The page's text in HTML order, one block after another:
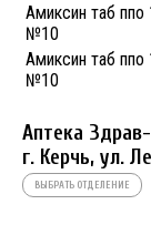
Амиксин таб ппо
№10
Амиксин таб ппо
№10
Аптека
г. Керчь, ул.
ВЫБРАТЬ ОТДЕЛЕНИЕ